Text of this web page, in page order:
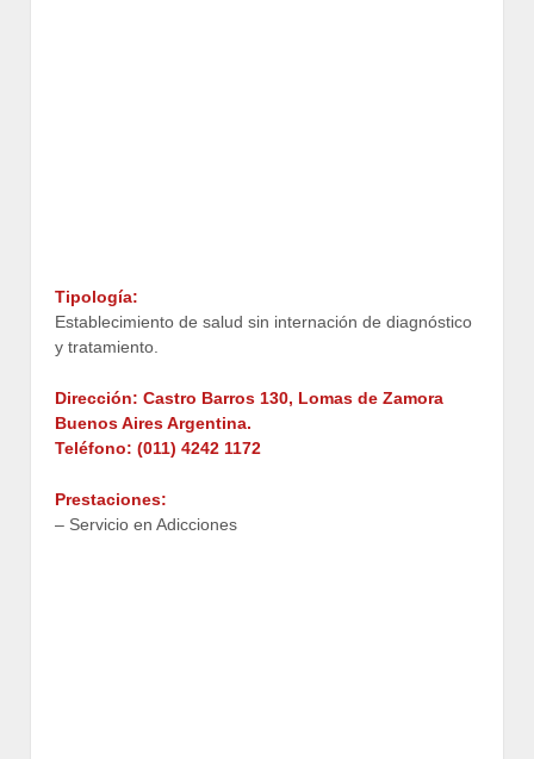
Tipología:
Establecimiento de salud sin internación de diagnóstico
y tratamiento.
Dirección: Castro Barros 130, Lomas de Zamora
Buenos Aires Argentina.
Teléfono: (011) 4242 1172
Prestaciones:
– Servicio en Adicciones